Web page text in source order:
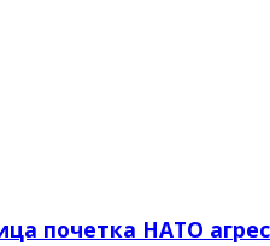
почетка НАТО